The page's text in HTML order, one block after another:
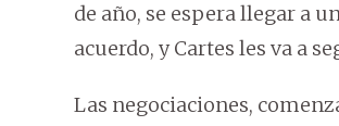
de año, se espera llegar a
acuerdo, y Cartes les va a
Las negociaciones,